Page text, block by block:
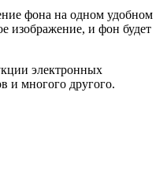
фона на одном удобном
изображение, и фон будет
электронных
и многого другого.